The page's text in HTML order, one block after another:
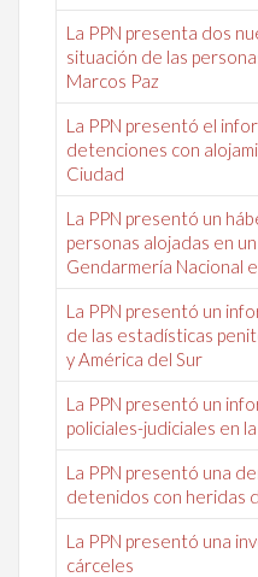
La PPN presenta dos
situación de las
Marcos Paz
La PPN presentó el
detenciones con
Ciudad
La PPN presentó un
personas alojadas en
Gendarmería Nacional
La PPN presentó un
de las estadísticas
y América del Sur
La PPN presentó un
policiales-judiciales en
La PPN presentó una
detenidos con heridas
La PPN presentó una
cárceles